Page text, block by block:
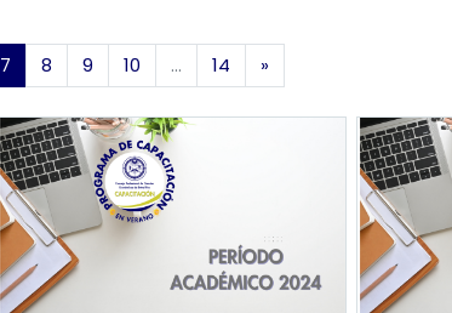
7(actual)
8 9 10 … 14 »Siguiente página